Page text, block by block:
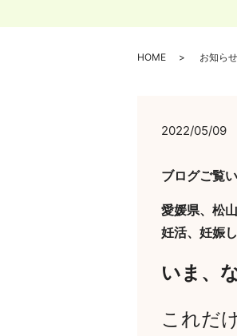
HOME お知らせ
2022/05/09
ブログご覧
愛媛県、松
妊活、妊娠
いま、
これだ